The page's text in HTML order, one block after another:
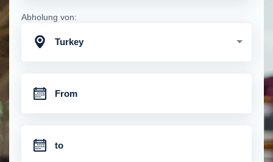
Abholung von:
Turkey